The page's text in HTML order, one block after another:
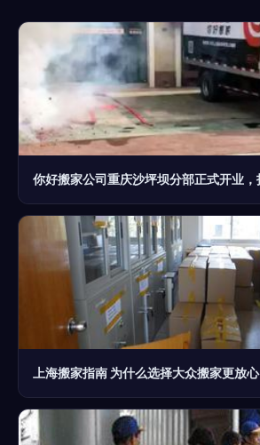
上海搬家指南 为什么选择大众搬家更放心